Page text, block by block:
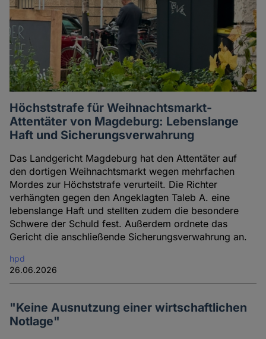
Höchststrafe für Weihnachtsmarkt-
Attentäter von Magdeburg: Lebenslange
Haft und Sicherungsverwahrung
Das Landgericht Magdeburg hat den Attentäter auf
den dortigen Weihnachtsmarkt wegen mehrfachen
Mordes zur Höchststrafe verurteilt. Die Richter
verhängten gegen den Angeklagten Taleb A. eine
lebenslange Haft und stellten zudem die besondere
Schwere der Schuld fest. Außerdem ordnete das
Gericht die anschließende Sicherungsverwahrung an.
hpd
26.06.2026
"Keine Ausnutzung einer wirtschaftlichen
Notlage"